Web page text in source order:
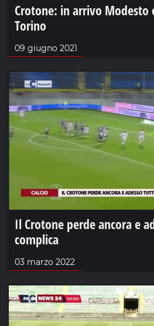
Crotone: in arrivo Modesto
Torino
09 giugno 2021
Il Crotone perde ancora e
complica
03 marzo 2022